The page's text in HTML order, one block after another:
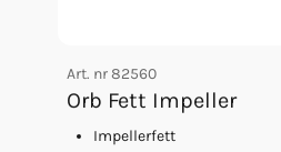
Art. nr82560
Orb Fett Impeller
Impellerfett